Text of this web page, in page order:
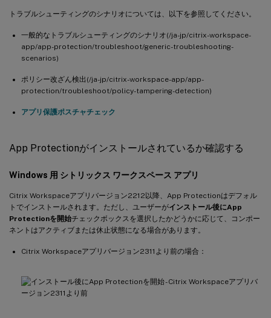
トラブルシューティングのシナリオについては、以下を参照してください。
一般的なトラブルシューティングのシナリオ(/ja-jp/citrix-workspace-
app/app-protection/troubleshoot/generic-troubleshooting-
scenarios)
ポリシー改ざん検出(/ja-jp/citrix-workspace-app/app-
protection/troubleshoot/policy-tampering-detection)
アプリ保護ポスチャチェック
App Protectionがインストールされているか確認する
Windows 用 シトリックス ワークスペース アプリ
Citrix Workspaceアプリバージョン2212以降、App Protectionはデフォル
トでインストールされます。ただし、ユーザーがインストール後にApp
Protectionを開始チェックボックスを選択したかどうかに応じて、コンポー
ネントはアクティブまたは休止状態になる場合があります。
Citrix Workspaceアプリバージョン2311より前の場合：